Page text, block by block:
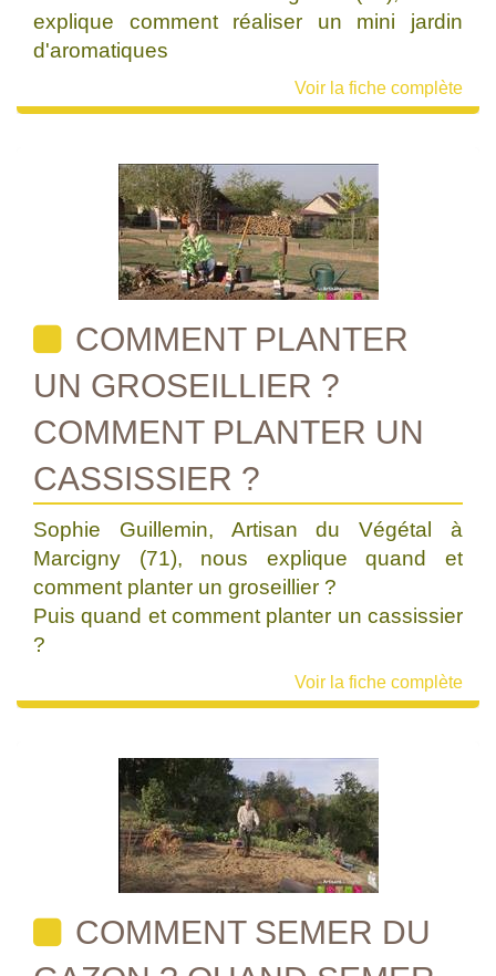
explique comment réaliser un mini jardin
d'aromatiques
Voir la fiche complète
COMMENT PLANTER
UN GROSEILLIER ?
COMMENT PLANTER UN
CASSISSIER ?
Sophie Guillemin, Artisan du Végétal à
Marcigny (71), nous explique quand et
comment planter un groseillier ?
Puis quand et comment planter un cassissier
?
Voir la fiche complète
COMMENT SEMER DU